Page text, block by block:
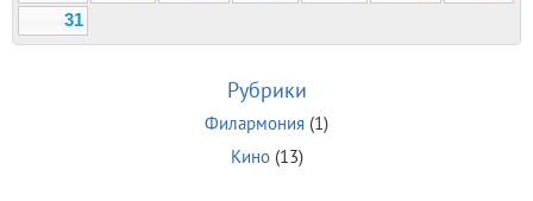
31
Рубрики
Филармония (1)
Кино(13)